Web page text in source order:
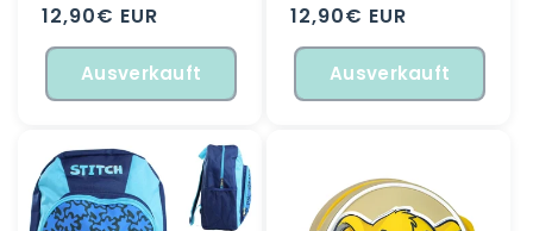
Normaler
Preis
12,90€ EUR
Ausverkauft
Normaler
Preis
12,90€ EUR
Ausverkauft